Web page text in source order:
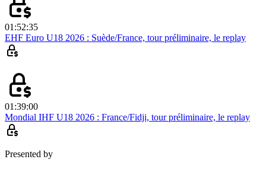
01:52:35
EHF Euro U18 2026 : Suède/France, tour préliminaire, le replay
01:39:00
Mondial IHF U18 2026 : France/Fidji, tour préliminaire, le replay
Presented by